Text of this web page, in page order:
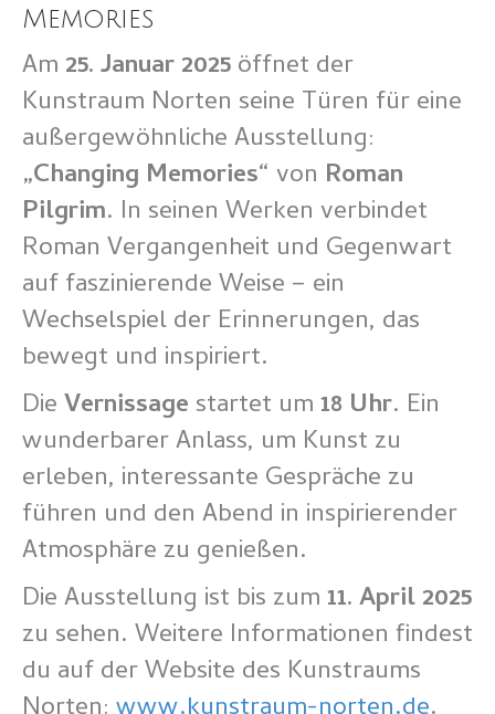
Memories
Am 25. Januar 2025öffnet der
Kunstraum Norten seine Türen für eine
außergewöhnliche Ausstellung:
„Changing Memories“ von Roman
Pilgrim. In seinen Werken verbindet
Roman Vergangenheit und Gegenwart
auf faszinierende Weise – ein
Wechselspiel der Erinnerungen, das
bewegt und inspiriert.
DieVernissage startet um18 Uhr. Ein
wunderbarer Anlass, um Kunst zu
erleben, interessante Gespräche zu
führen und den Abend in inspirierender
Atmosphäre zu genießen.
Die Ausstellung ist bis zum11. April 2025
zu sehen. Weitere Informationen findest
du auf der Website des Kunstraums